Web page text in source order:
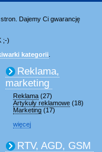
stron. Dajemy Ci gwarancję
;-)
kategorii
Reklama,
marketing
Reklama (27)
Artykuły reklamowe (18)
Marketing (17)
więcej
RTV, AGD, GSM